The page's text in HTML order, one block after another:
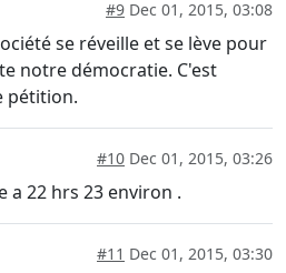
#9 Dec 01, 2015, 03:08
se réveille et se lève pour
notre démocratie. C'est
pétition.
#10 Dec 01, 2015, 03:26
a 22 hrs 23 environ .
#11 Dec 01, 2015, 03:30